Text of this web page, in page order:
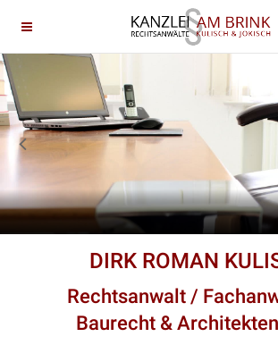
DIRK ROMAN
Rechtsanwalt /
Baurecht &